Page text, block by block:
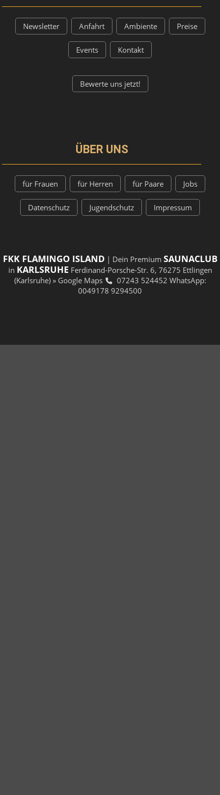
Newsletter Anfahrt Ambiente Preise
Events Kontakt
Bewerte uns jetzt!
ÜBER UNS
für Frauen für Herren für Paare Jobs
Datenschutz Jugendschutz Impressum
FKK FLAMINGO ISLAND| Dein Premium SAUNACLUB
in KARLSRUHE Ferdinand-Porsche-Str. 6, 76275 Ettlingen
(Karlsruhe) » Google Maps 07243 524452 WhatsApp:
0049178 9294500